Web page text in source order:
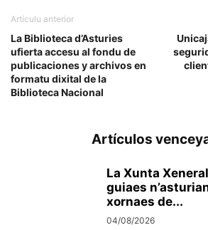
Artículu anterior
La Biblioteca d’Asturies
ufierta accesu al fondu de
publicaciones y archivos en
formatu dixital de la
Biblioteca Nacional
Artículos
La Xunta
guiaes
xornaes de...
04/08/2026